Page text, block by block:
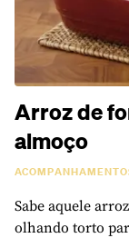
Arroz de
almoço
Sabe aquele
olhando torto